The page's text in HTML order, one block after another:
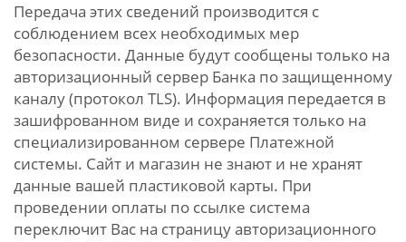
Передача этих сведений производится с
соблюдением всех необходимых мер
безопасности. Данные будут сообщены только на
авторизационный сервер Банка по защищенному
каналу (протокол TLS). Информация передается в
зашифрованном виде и сохраняется только на
специализированном сервере Платежной
системы. Сайт и магазин не знают и не хранят
данные вашей пластиковой карты. При
проведении оплаты по ссылке система
переключит Вас на страницу авторизационного